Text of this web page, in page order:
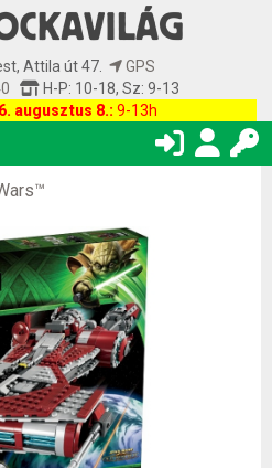
Attila út 47.
GPS
H-P: 10-18, Sz: 9-13
augusztus 8.: 9-13h